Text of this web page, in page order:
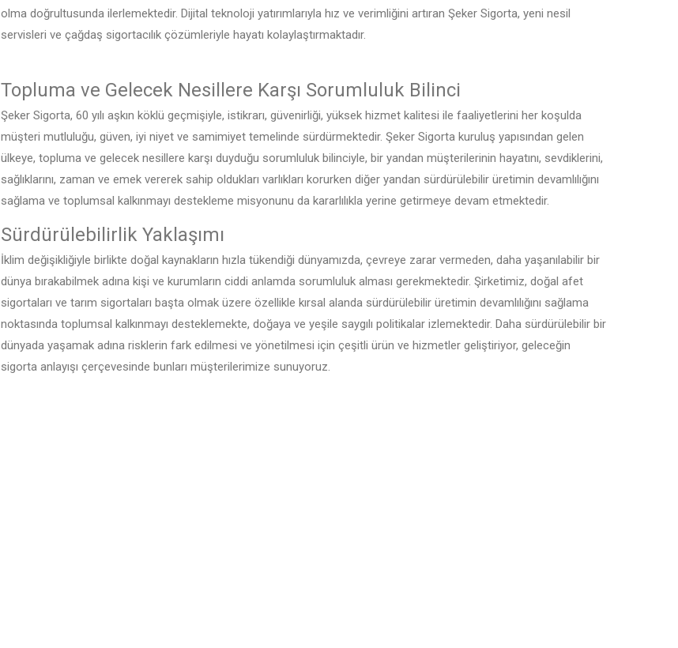
olma doğrultusunda ilerlemektedir. Dijital teknoloji yatırımlarıyla hız ve verimliğini artıran Şeker Sigorta, yeni nesil
servisleri ve çağdaş sigortacılık çözümleriyle hayatı kolaylaştırmaktadır.
Topluma ve Gelecek Nesillere Karşı Sorumluluk Bilinci
Şeker Sigorta, 60 yılı aşkın köklü geçmişiyle, istikrarı, güvenirliği, yüksek hizmet kalitesi ile faaliyetlerini her koşulda
müşteri mutluluğu, güven, iyi niyet ve samimiyet temelinde sürdürmektedir. Şeker Sigorta kuruluş yapısından gelen
ülkeye, topluma ve gelecek nesillere karşı duyduğu sorumluluk bilinciyle, bir yandan müşterilerinin hayatını, sevdiklerini,
sağlıklarını, zaman ve emek vererek sahip oldukları varlıkları korurken diğer yandan sürdürülebilir üretimin devamlılığını
sağlama ve toplumsal kalkınmayı destekleme misyonunu da kararlılıkla yerine getirmeye devam etmektedir.
Sürdürülebilirlik Yaklaşımı
İklim değişikliğiyle birlikte doğal kaynakların hızla tükendiği dünyamızda, çevreye zarar vermeden, daha yaşanılabilir bir
dünya bırakabilmek adına kişi ve kurumların ciddi anlamda sorumluluk alması gerekmektedir. Şirketimiz, doğal afet
sigortaları ve tarım sigortaları başta olmak üzere özellikle kırsal alanda sürdürülebilir üretimin devamlılığını sağlama
noktasında toplumsal kalkınmayı desteklemekte, doğaya ve yeşile saygılı politikalar izlemektedir. Daha sürdürülebilir bir
dünyada yaşamak adına risklerin fark edilmesi ve yönetilmesi için çeşitli ürün ve hizmetler geliştiriyor, geleceğin
sigorta anlayışı çerçevesinde bunları müşterilerimize sunuyoruz.